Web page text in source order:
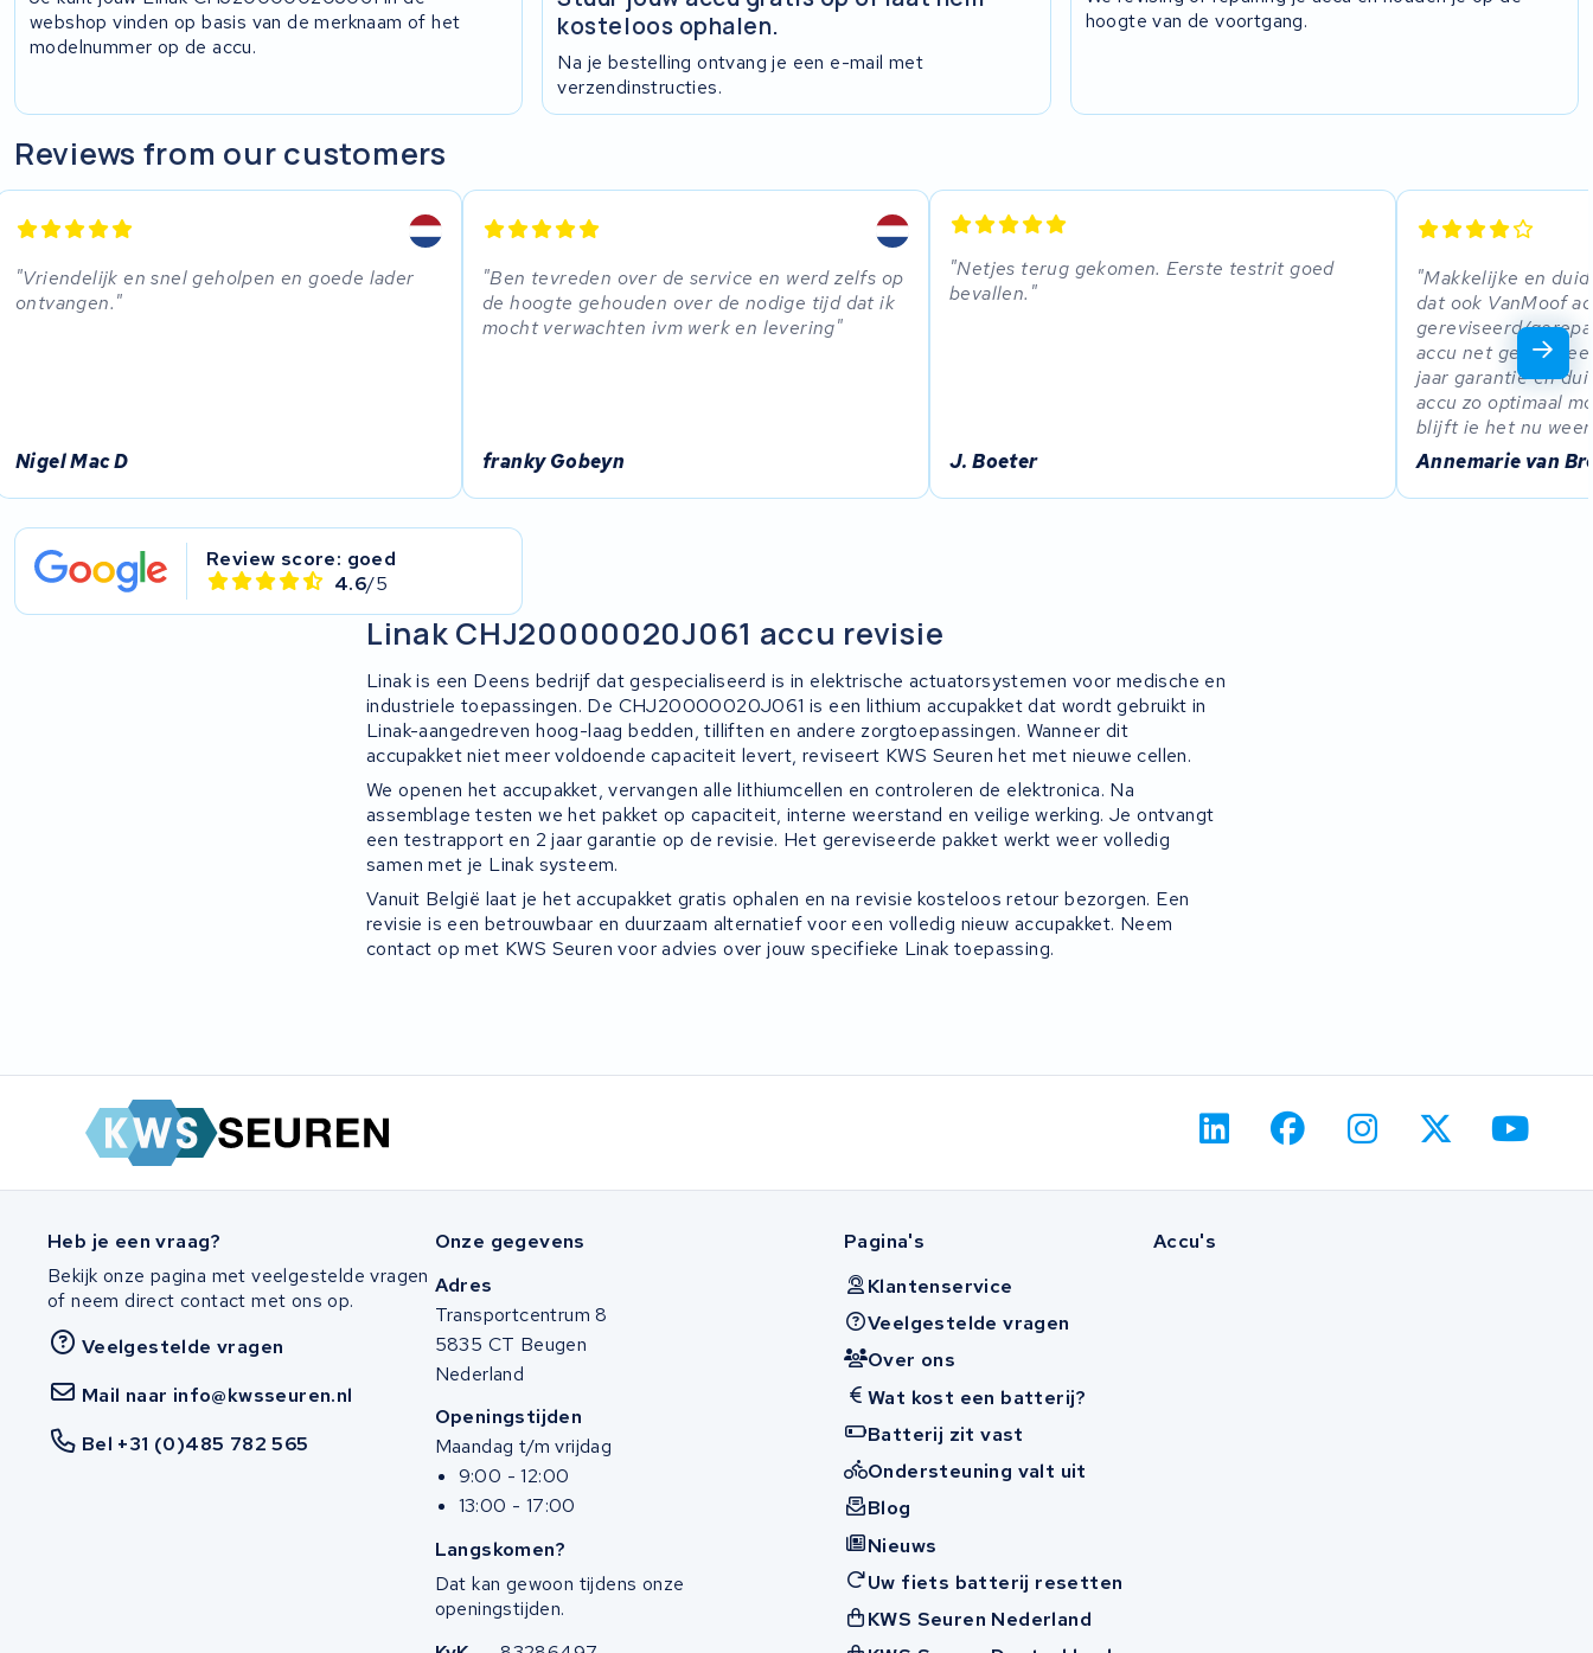
webshop vinden op basis van de merknaam of het
modelnummer op de accu.
kosteloos ophalen.
Na je bestelling ontvang je een e-mail met
verzendinstructies.
hoogte van de voortgang.
Reviews from our customers
Vriendelijk en snel geholpen en goede lader
ontvangen.
Nigel Mac D
Ben tevreden over de service en werd zelfs op
de hoogte gehouden over de nodige tijd dat ik
mocht verwachten ivm werk en levering
franky Gobeyn
Netjes terug gekomen. Eerste testrit goed
bevallen.
J. Boeter
Makkelijke en
dat ook VanMoof
gereviseerd/
accu net
jaar garantie en
accu zo optimaal
blijft ie het nu
Annemarie van
Review score: goed
4.6/5
Linak CHJ20000020J061 accu revisie
Linak is een Deens bedrijf dat gespecialiseerd is in elektrische actuatorsystemen voor medische en
industriele toepassingen. De CHJ20000020J061 is een lithium accupakket dat wordt gebruikt in
Linak-aangedreven hoog-laag bedden, tilliften en andere zorgtoepassingen. Wanneer dit
accupakket niet meer voldoende capaciteit levert, reviseert KWS Seuren het met nieuwe cellen.
We openen het accupakket, vervangen alle lithiumcellen en controleren de elektronica. Na
assemblage testen we het pakket op capaciteit, interne weerstand en veilige werking. Je ontvangt
een testrapport en 2 jaar garantie op de revisie. Het gereviseerde pakket werkt weer volledig
samen met je Linak systeem.
Vanuit België laat je het accupakket gratis ophalen en na revisie kosteloos retour bezorgen. Een
revisie is een betrouwbaar en duurzaam alternatief voor een volledig nieuw accupakket. Neem
contact op met KWS Seuren voor advies over jouw specifieke Linak toepassing.
Heb je een vraag?
Bekijk onze pagina met veelgestelde vragen
of neem direct contact met ons op.
Veelgestelde vragen
Mail naar info@kwsseuren.nl
Bel +31 (0)485 782 565
Onze gegevens
Adres
Transportcentrum 8
5835 CT Beugen
Nederland
Openingstijden
Maandag t/m vrijdag
9:00 - 12:00
13:00 - 17:00
Langskomen?
Dat kan gewoon tijdens onze
openingstijden.
Pagina's
Klantenservice
Veelgestelde vragen
Over ons
Wat kost een batterij?
Batterij zit vast
Ondersteuning valt uit
Blog
Nieuws
Uw fiets batterij resetten
KWS Seuren Nederland
Accu's